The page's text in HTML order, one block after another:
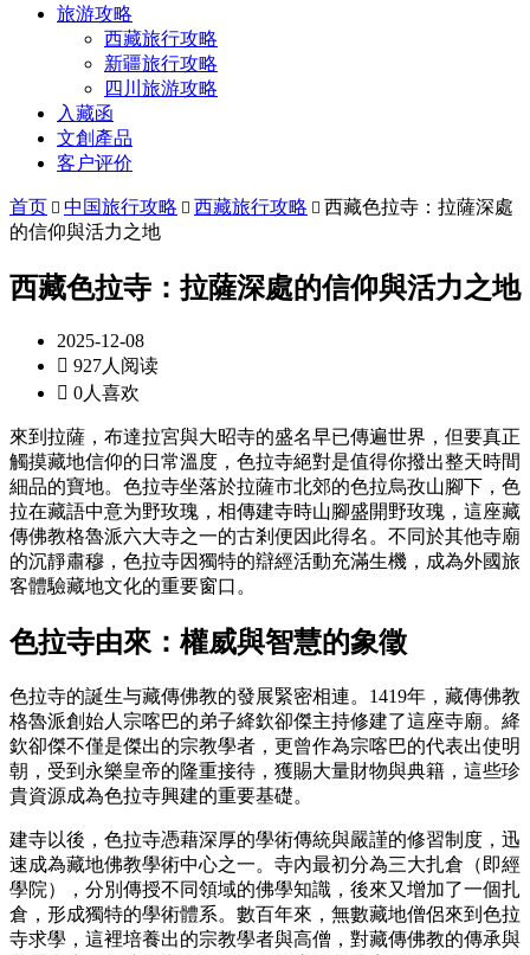
旅游攻略
西藏旅行攻略
新疆旅行攻略
四川旅游攻略
入藏函
文創產品
客户评价
首页  中国旅行攻略  西藏旅行攻略  西藏色拉寺：拉薩深處
的信仰與活力之地
西藏色拉寺：拉薩深處的信仰與活力之地
2025-12-08
 927人阅读
 0人喜欢
來到拉薩，布達拉宮與大昭寺的盛名早已傳遍世界，但要真正
觸摸藏地信仰的日常溫度，色拉寺絕對是值得你撥出整天時間
細品的寶地。色拉寺坐落於拉薩市北郊的色拉烏孜山腳下，色
拉在藏語中意为野玫瑰，相傳建寺時山腳盛開野玫瑰，這座藏
傳佛教格魯派六大寺之一的古剎便因此得名。不同於其他寺廟
的沉靜肅穆，色拉寺因獨特的辯經活動充滿生機，成為外國旅
客體驗藏地文化的重要窗口。
色拉寺由來：權威與智慧的象徵
色拉寺的誕生与藏傳佛教的發展緊密相連。1419年，藏傳佛教
格魯派創始人宗喀巴的弟子絳欽卻傑主持修建了這座寺廟。絳
欽卻傑不僅是傑出的宗教學者，更曾作為宗喀巴的代表出使明
朝，受到永樂皇帝的隆重接待，獲賜大量財物與典籍，這些珍
貴資源成為色拉寺興建的重要基礎。
建寺以後，色拉寺憑藉深厚的學術傳統與嚴謹的修習制度，迅
速成為藏地佛教學術中心之一。寺內最初分為三大扎倉（即經
學院），分別傳授不同領域的佛學知識，後來又增加了一個扎
倉，形成獨特的學術體系。數百年來，無數藏地僧侶來到色拉
寺求學，這裡培養出的宗教學者與高僧，對藏傳佛教的傳承與